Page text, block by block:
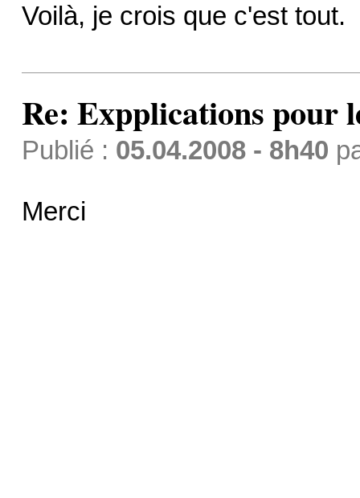
Voilà, je crois que c'est tout.
Re: Expplications pour
Publié : 05.04.2008 - 8h40
Merci